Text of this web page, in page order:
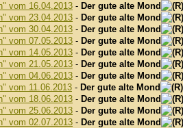
vom 16.04.2013 - Der gute alte Mond
vom 23.04.2013 - Der gute alte Mond
vom 30.04.2013 - Der gute alte Mond
vom 07.05.2013 - Der gute alte Mond
vom 14.05.2013 - Der gute alte Mond
vom 21.05.2013 - Der gute alte Mond
vom 04.06.2013 - Der gute alte Mond
vom 11.06.2013 - Der gute alte Mond
vom 18.06.2013 - Der gute alte Mond
vom 25.06.2013 - Der gute alte Mond
vom 02.07.2013 - Der gute alte Mond